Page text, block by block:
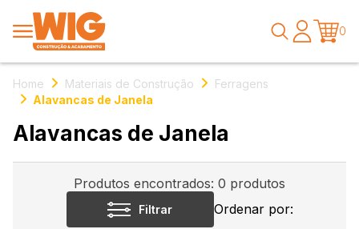
0
Home Materiais de Construção
Ferragens
Alavancas de Janela
Alavancas de Janela
Produtos encontrados: 0 produtos
Filtrar Ordenar por: